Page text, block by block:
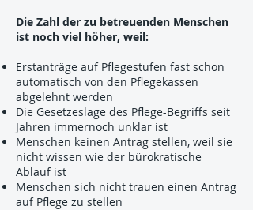
Die Zahl der zu betreuenden Menschen
ist noch viel höher, weil:
Erstanträge auf Pflegestufen fast schon
automatisch von den Pflegekassen
abgelehnt werden
Die Gesetzeslage des Pflege-Begriffs seit
Jahren immernoch unklar ist
Menschen keinen Antrag stellen, weil sie
nicht wissen wie der bürokratische
Ablauf ist
Menschen sich nicht trauen einen Antrag
auf Pflege zu stellen